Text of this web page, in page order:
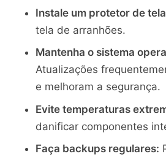
Instale um protetor de
tela de arranhões.
Mantenha o sistema
Atualizações
e melhoram a segurança.
Evite temperaturas
danificar componentes
Faça backups regulares: